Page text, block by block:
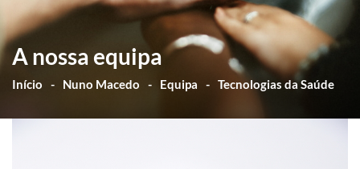
A nossa equipa
Início Nuno Macedo Equipa Tecnologias da Saúde